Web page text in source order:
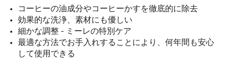
コーヒーの油成分やコーヒーかすを徹底的に除去
効果的な洗浄、素材にも優しい
細かな調整 - ミーレの特別ケア
最適な方法でお手入れすることにより、何年間も安心
して使用できる